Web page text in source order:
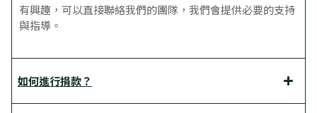
有興趣，可以直接聯絡我們的團隊，我們會提供必要的支持
與指導。
如何進行捐款？